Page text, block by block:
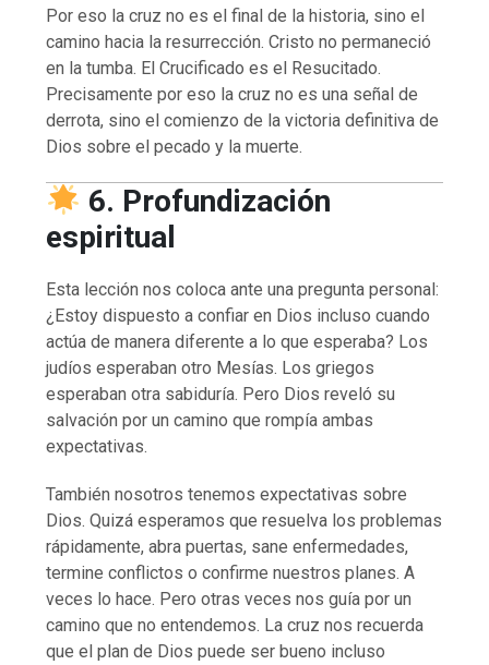
Por eso la cruz no es el final de la historia, sino el
camino hacia la resurrección. Cristo no permaneció
en la tumba. El Crucificado es el Resucitado.
Precisamente por eso la cruz no es una señal de
derrota, sino el comienzo de la victoria definitiva de
Dios sobre el pecado y la muerte.
6. Profundización
espiritual
Esta lección nos coloca ante una pregunta personal:
¿Estoy dispuesto a confiar en Dios incluso cuando
actúa de manera diferente a lo que esperaba? Los
judíos esperaban otro Mesías. Los griegos
esperaban otra sabiduría. Pero Dios reveló su
salvación por un camino que rompía ambas
expectativas.
También nosotros tenemos expectativas sobre
Dios. Quizá esperamos que resuelva los problemas
rápidamente, abra puertas, sane enfermedades,
termine conflictos o confirme nuestros planes. A
veces lo hace. Pero otras veces nos guía por un
camino que no entendemos. La cruz nos recuerda
que el plan de Dios puede ser bueno incluso